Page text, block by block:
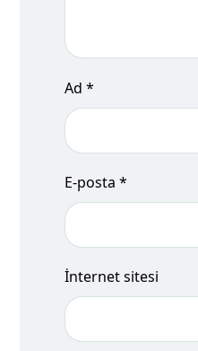
Ad*
E-posta*
İnternet sitesi